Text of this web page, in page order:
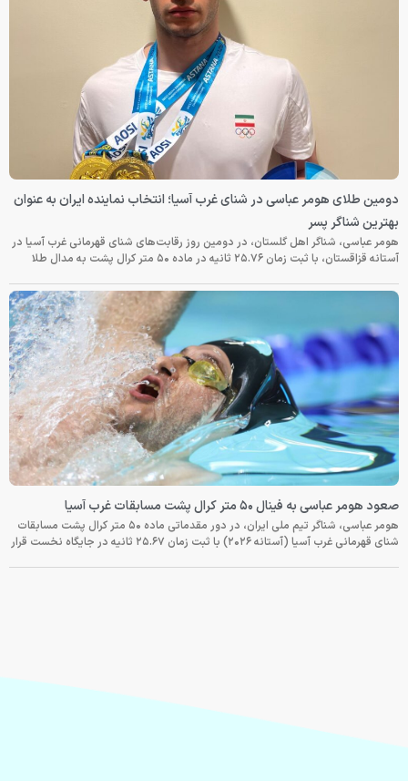
دومین طلای هومر عباسی در شنای غرب آسیا؛ انتخاب نماینده ایران به عنوان
بهترین شناگر پسر
هومر عباسی، شناگر اهل گلستان، در دومین روز رقابت‌های شنای قهرمانی غرب آسیا در
آستانه قزاقستان، با ثبت زمان ۲۵.۷۶ ثانیه در ماده ۵۰ متر کرال پشت به مدال طلا
صعود هومر عباسی به فینال ۵۰ متر کرال پشت مسابقات غرب آسیا
هومر عباسی، شناگر تیم ملی ایران، در دور مقدماتی ماده ۵۰ متر کرال پشت مسابقات
شنای قهرمانی غرب آسیا (آستانه ۲۰۲۶) با ثبت زمان ۲۵.۶۷ ثانیه در جایگاه نخست قرار